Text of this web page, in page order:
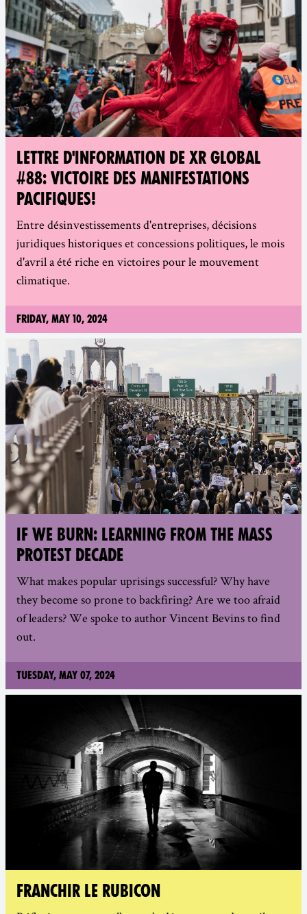
LETTRE D'INFORMATION DE XR GLOBAL
#88: VICTOIRE DES MANIFESTATIONS
PACIFIQUES!
Entre désinvestissements d'entreprises, décisions
juridiques historiques et concessions politiques, le mois
d'avril a été riche en victoires pour le mouvement
climatique.
Friday, May 10, 2024
IF WE BURN: LEARNING FROM THE MASS
PROTEST DECADE
What makes popular uprisings successful? Why have
they become so prone to backfiring? Are we too afraid
of leaders? We spoke to author Vincent Bevins to find
out.
Tuesday, May 07, 2024
FRANCHIR LE RUBICON